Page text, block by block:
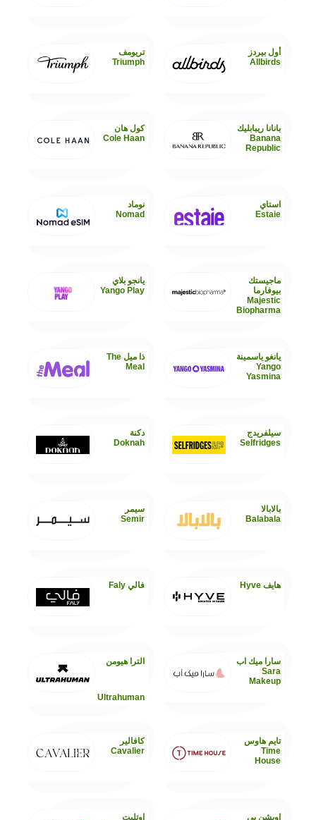
أول بيردز
Allbirds
تريومف
Triumph
بانانا ريبابليك
Banana
Republic
كول هان
Cole Haan
استاي
Estaie
نوماد
Nomad
ماجيستك
بيوفارما
Majestic
Biopharma
يانجو بلاي
Yango Play
يانغو ياسمينة
Yango
Yasmina
ذا ميل The
Meal
سيلفريدج
Selfridges
دكنة
Doknah
بالابالا
Balabala
سيمر
Semir
هايف Hyve فالي Faly
سارا ميك اب
Sara
Makeup
الترا هيومن
Ultrahuman
تايم هاوس
Time
House
كافالير
Cavalier
اوبشن بي
اوتليت